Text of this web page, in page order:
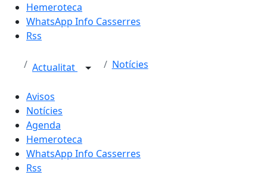
Hemeroteca
WhatsApp Info Casserres
Rss
Actualitat Notícies
Avisos
Notícies
Agenda
Hemeroteca
WhatsApp Info Casserres
Rss